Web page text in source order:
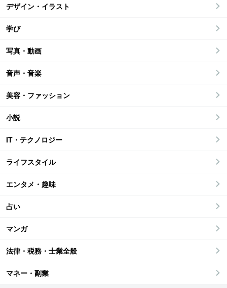
デザイン・イラスト
学び
写真・動画
音声・音楽
美容・ファッション
小説
IT・テクノロジー
ライフスタイル
エンタメ・趣味
占い
マンガ
法律・税務・士業全般
マネー・副業